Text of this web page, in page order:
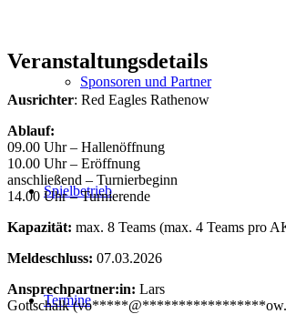
Sponsoren und Partner
Spielbetrieb
Termine
Veranstaltungsdetails
Ausrichter: Red Eagles Rathenow
Ablauf:
09.00 Uhr – Hallenöffnung
10.00 Uhr – Eröffnung
anschließend – Turnierbeginn
14.00 Uhr – Turnierende
Kapazität: max. 8 Teams (max. 4 Teams pro
Meldeschluss: 07.03.2026
Ansprechpartner:in: Lars
Gottschalk (vo*****@*****************